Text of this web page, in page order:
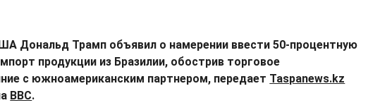
Дональд Трамп объявил о намерении ввести 50-процентную
продукции из Бразилии, обострив торговое
с южноамериканским партнером, передает Taspanews.kz
BBC.